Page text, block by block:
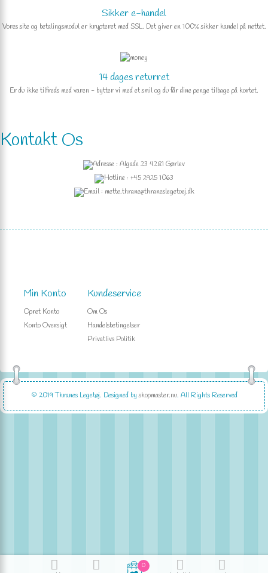
Sikker e-handel
Vores site og betalingsmodul er krypteret med SSL. Det giver en 100% sikker handel på nettet.
14 dages returret
Er du ikke tilfreds med varen - bytter vi med et smil og du får dine penge tilbage på kortet.
Kontakt Os
Adresse : Algade 23 4281 Gørlev
Hotline : +45 2925 1063
Email : mette.thrane@thraneslegetoej.dk
Min Konto
Opret Konto
Konto Oversigt
Kundeservice
Om Os
Handelsbetingelser
Privatlivs Politik
© 2019Thranes Legetøj. Designed byshopmaster.nu. All Rights Reserved
0